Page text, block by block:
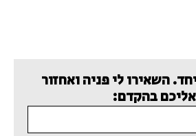
השאירו לי פניה ואחזור
אליכם בהקדם: